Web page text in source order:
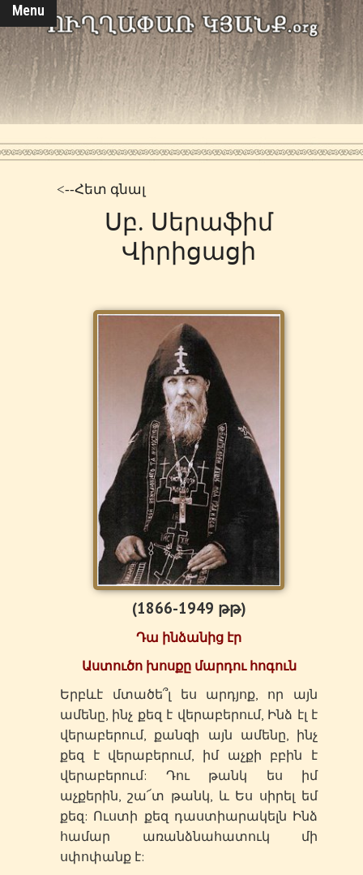
Menu
<--Հետ գնալ
Սբ. Սերաֆիմ
Վիրիցացի
(1866-1949 թթ)
Դա ինձանից էր
Աստուծո խոսքը մարդու հոգուն
Երբևէ մտածե՞լ ես արդյոք, որ այն
ամենը, ինչ քեզ է վերաբերում, Ինձ էլ է
վերաբերում, քանզի այն ամենը, ինչ
քեզ է վերաբերում, իմ աչքի բբին է
վերաբերում: Դու թանկ ես իմ
աչքերին, շա՜տ թանկ, և Ես սիրել եմ
քեզ: Ուստի քեզ դաստիարակելն Ինձ
համար առանձնահատուկ մի
սփոփանք է: